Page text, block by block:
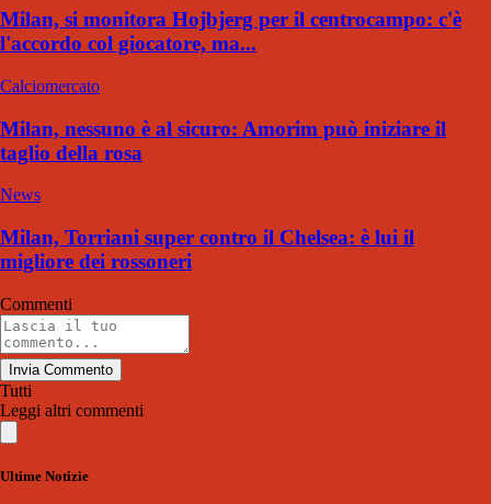
Milan, si monitora Hojbjerg per il centrocampo: c'è
l'accordo col giocatore, ma...
Calciomercato
Milan, nessuno è al sicuro: Amorim può iniziare il
taglio della rosa
News
Milan, Torriani super contro il Chelsea: è lui il
migliore dei rossoneri
Commenti
Invia Commento
Tutti
Leggi altri commenti
Ultime Notizie